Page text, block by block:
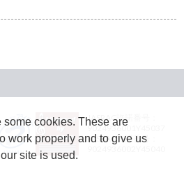
JASRAC許諾番号：
9024936001Y45037
JASRAC許諾番号：
cookies. These are
work properly and to give us
site is used.